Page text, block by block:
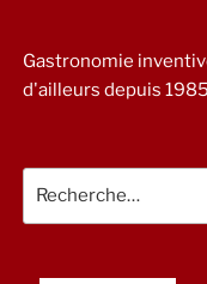
Gastronomie
d'ailleurs depuis 1985
pour